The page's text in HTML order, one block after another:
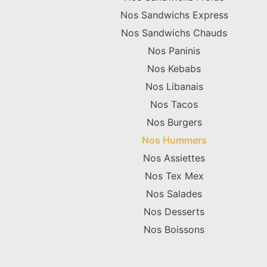
Nos Sandwichs Express
Nos Sandwichs Chauds
Nos Paninis
Nos Kebabs
Nos Libanais
Nos Tacos
Nos Burgers
Nos Hummers
Nos Assiettes
Nos Tex Mex
Nos Salades
Nos Desserts
Nos Boissons